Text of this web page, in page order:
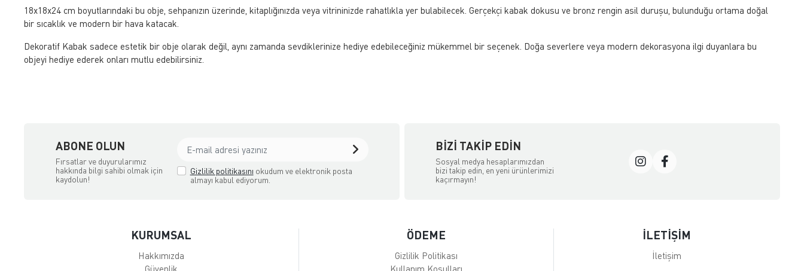
18x18x24 cm boyutlarındaki bu obje, sehpanızın üzerinde, kitaplığınızda veya vitrininizde rahatlıkla yer bulabilecek. Gerçekçi kabak dokusu ve bronz rengin asil duruşu, bulunduğu ortama doğal
bir sıcaklık ve modern bir hava katacak.
Dekoratif Kabak sadece estetik bir obje olarak değil, aynı zamanda sevdiklerinize hediye edebileceğiniz mükemmel bir seçenek. Doğa severlere veya modern dekorasyona ilgi duyanlara bu
objeyi hediye ederek onları mutlu edebilirsiniz.
ABONE OLUN
Fırsatlar ve duyurularımız
hakkında bilgi sahibi olmak için
kaydolun!
Gizlilik politikasını okudum ve elektronik posta
almayı kabul ediyorum.
BIZI TAKIP EDIN
Sosyal medya hesaplarımızdan
bizi takip edin, en yeni ürünlerimizi
kaçırmayın!
KURUMSAL
Hakkımızda
Güvenlik
ÖDEME
Gizlilik Politikası
Kullanım Koşulları
İLETİŞİM
İletişim